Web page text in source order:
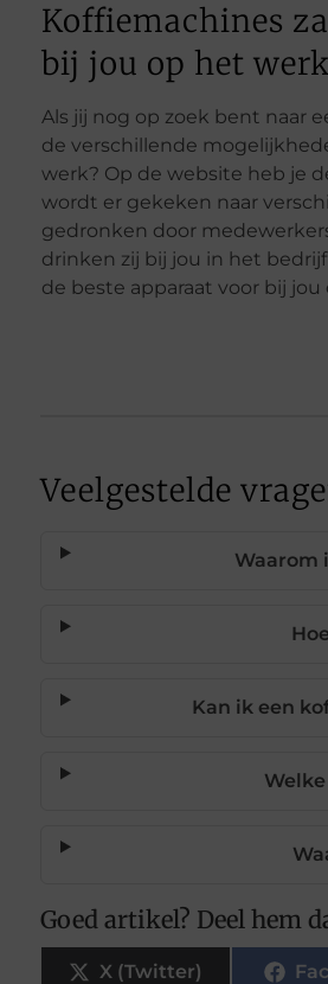
Koffiemachines
bij jou op het
Als jij nog op zoek bent naar
de verschillende
werk? Op de website heb je
wordt er gekeken naar
gedronken door
drinken zij bij jou in het
de beste apparaat voor bij jou
Veelgestelde
Waarom
Kan ik een
Goed artikel? Deel hem
X (Twitter)